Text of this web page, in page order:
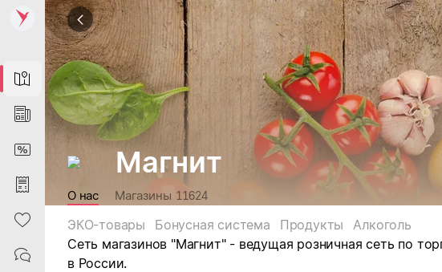
Map
News
DiscountCard
Purchases
Heart
Contacts
Магнит
О нас Магазины 11624
ЭКО-товары Бонусная система Продукты
Алкоголь
Сеть магазинов "Магнит" - ведущая розничная сеть по
в России.